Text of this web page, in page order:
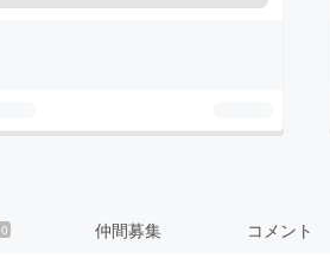
仲間募集 コメント